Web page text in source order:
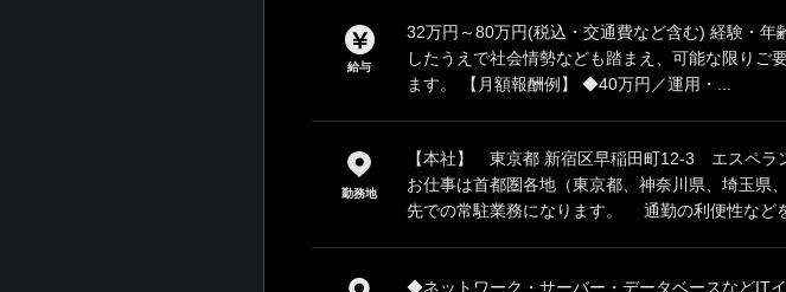
給与
32万円～80万円(税込・交通費など含む) 経験・年
したうえで社会情勢なども踏まえ、可能な限りご
ます。 【月額報酬例】 ◆40万円／運用・...
勤務地
【本社】 東京都 新宿区早稲田町12-3 エスペラ
お仕事は首都圏各地（東京都、神奈川県、埼玉県
先での常駐業務になります。 通勤の利便性など
◆ネットワーク・サーバー・データベースなどIT